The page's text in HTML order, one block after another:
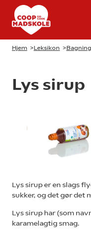
Hjem >Leksikon >
Lys sirup
Lys sirup er en slags
sukker, og det gør det
Lys sirup har (som
karamelagtig smag.